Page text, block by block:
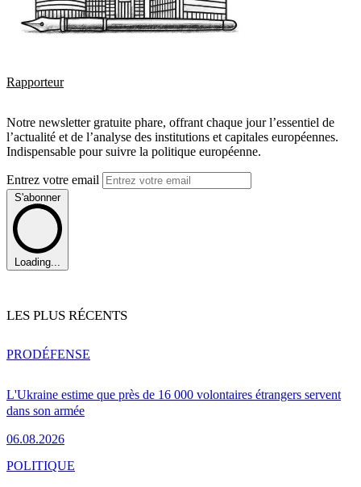
Rapporteur
Notre newsletter gratuite phare, offrant chaque jour l’essentiel de
l’actualité et de l’analyse des institutions et capitales européennes.
Indispensable pour suivre la politique européenne.
Entrez votre email
S'abonner
Loading...
LES PLUS RÉCENTS
L'Ukraine estime que près de 16 000 volontaires étrangers servent
dans son armée
06.08.2026
PRODÉFENSE
POLITIQUE